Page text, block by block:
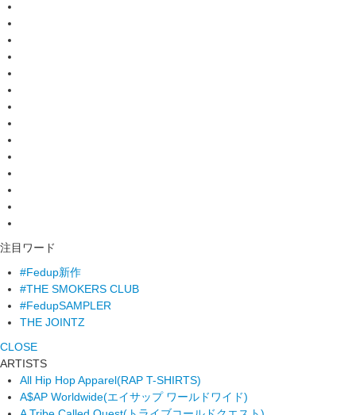
注目ワード
#Fedup新作
#THE SMOKERS CLUB
#FedupSAMPLER
THE JOINTZ
CLOSE
ARTISTS
All Hip Hop Apparel(RAP T-SHIRTS)
A$AP Worldwide(エイサップ ワールドワイド)